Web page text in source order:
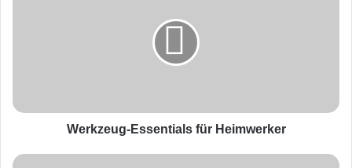
-
s
Werkzeug-Essentials für Heimwerker
S